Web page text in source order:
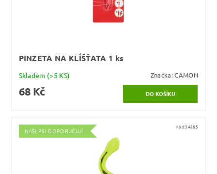
PINZETA NA KLÍŠŤATA 1 ks
Skladem (>5 KS) Značka:CAMON
68 Kč
NAŠI PSI DOPORUČUJÍ
Kód:34885